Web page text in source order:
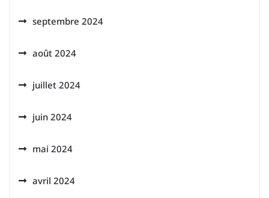
septembre 2024
août 2024
juillet 2024
juin 2024
mai 2024
avril 2024